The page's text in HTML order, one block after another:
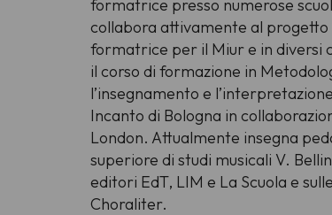
formatrice presso numerose
collabora attivamente al
formatrice per il Miur e in diversi
il corso di formazione in
l’insegnamento e
Incanto di Bologna in
London. Attualmente insegna
superiore di studi musicali V.
editori EdT, LIM e La Scuola e
Choraliter.